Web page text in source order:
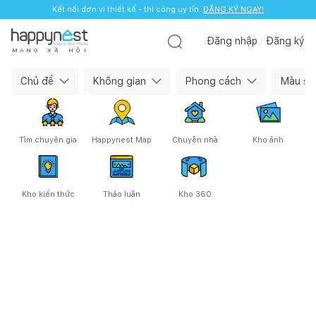
Kết nối đơn vị thiết kế - thi công uy tín. ĐĂNG KÝ NGAY!
M Ạ N G X Ã H Ộ I
Đăng nhập Đăng ký
Happynest — Cộng đồng làm nhà
Chủ đề Không gian Phong cách Màu
Tìm chuyên gia Happynest Map Chuyện nhà Kho ảnh
Kho kiến thức Thảo luận Kho 360